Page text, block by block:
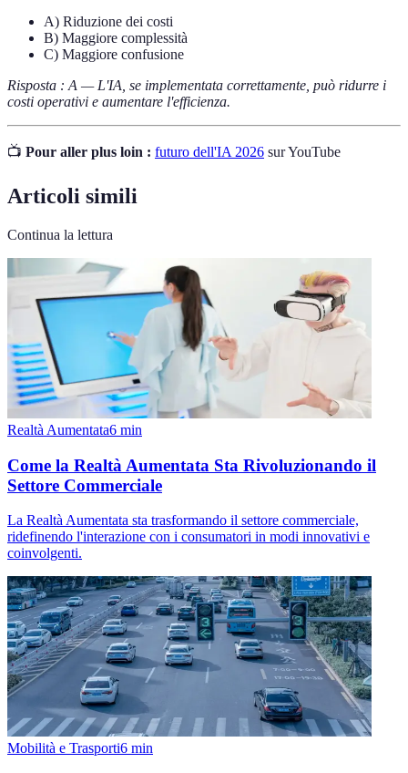
A) Riduzione dei costi
B) Maggiore complessità
C) Maggiore confusione
Risposta : A — L'IA, se implementata correttamente, può ridurre i
costi operativi e aumentare l'efficienza.
📺 Pour aller plus loin : futuro dell'IA 2026 sur YouTube
Articoli simili
Continua la lettura
Realtà Aumentata6 min
Come la Realtà Aumentata Sta Rivoluzionando il
Settore Commerciale
La Realtà Aumentata sta trasformando il settore commerciale,
ridefinendo l'interazione con i consumatori in modi innovativi e
coinvolgenti.
Mobilità e Trasporti6 min